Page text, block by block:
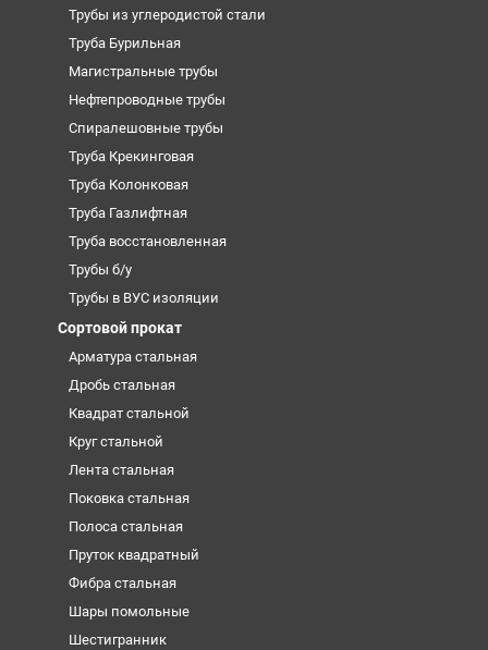
Трубы из углеродистой стали
Труба Бурильная
Магистральные трубы
Нефтепроводные трубы
Спиралешовные трубы
Труба Крекинговая
Труба Колонковая
Труба Газлифтная
Труба восстановленная
Трубы б/у
Трубы в ВУС изоляции
Сортовой прокат
Арматура стальная
Дробь стальная
Квадрат стальной
Круг стальной
Лента стальная
Поковка стальная
Полоса стальная
Пруток квадратный
Фибра стальная
Шары помольные
Шестигранник